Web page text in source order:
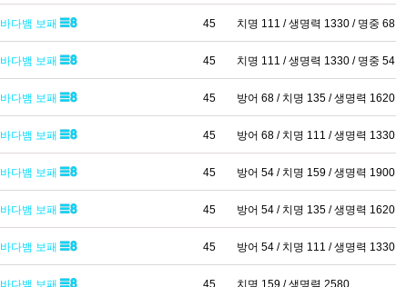
바다뱀 보패 45 치명 111 / 생명력 1330 / 명중 68
바다뱀 보패 45 치명 111 / 생명력 1330 / 명중 54
바다뱀 보패 45 방어 68 / 치명 135 / 생명력 1620
바다뱀 보패 45 방어 68 / 치명 111 / 생명력 1330
바다뱀 보패 45 방어 54 / 치명 159 / 생명력 1900
바다뱀 보패 45 방어 54 / 치명 135 / 생명력 1620
바다뱀 보패 45 방어 54 / 치명 111 / 생명력 1330
바다뱀 보패 45 치명 159 / 생명력 2580